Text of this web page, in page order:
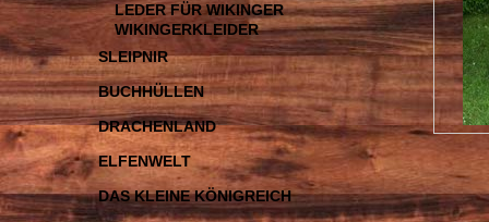
LEDER FÜR WIKINGER
WIKINGERKLEIDER
SLEIPNIR
BUCHHÜLLEN
DRACHENLAND
ELFENWELT
DAS KLEINE KÖNIGREICH